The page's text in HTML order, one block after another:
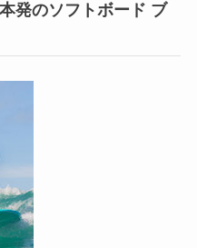
のソフトボード ブ